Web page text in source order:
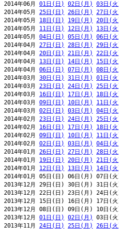
2014年06月 01日(日) 02日(月) 03日(
2014年05月 25日(日) 26日(月) 27日(
2014年05月 18日(日) 19日(月) 20日(
2014年05月 11日(日) 12日(月) 13日(
2014年05月 04日(日) 05日(月) 06日(
2014年04月 27日(日) 28日(月) 29日(
2014年04月 20日(日) 21日(月) 22日(
2014年04月 13日(日) 14日(月) 15日(
2014年04月 06日(日) 07日(月) 08日(
2014年03月 30日(日) 31日(月) 01日(
2014年03月 23日(日) 24日(月) 25日(
2014年03月 16日(日) 17日(月) 18日(
2014年03月 09日(日) 10日(月) 11日(
2014年03月 02日(日) 03日(月) 04日(
2014年02月 23日(日) 24日(月) 25日(
2014年02月 16日(日) 17日(月) 18日(
2014年02月 09日(日) 10日(月) 11日(
2014年02月 02日(日) 03日(月) 04日(
2014年01月 26日(日) 27日(月) 28日(
2014年01月 19日(日) 20日(月) 21日(
2014年01月 12日(日) 13日(月) 14日(
2014年01月 05日(日) 06日(月) 07日
2013年12月 29日(日) 30日(月) 31日
2013年12月 22日(日) 23日(月) 24日
2013年12月 15日(日) 16日(月) 17日
2013年12月 08日(日) 09日(月) 10日
2013年12月 01日(日) 02日(月)
03日(
2013年11月 24日(日) 25日(月) 26日(